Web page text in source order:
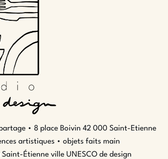
• 8 place Boivin 42 000 Saint-Etienne
artistiques • objets faits main
Étienne ville UNESCO de design